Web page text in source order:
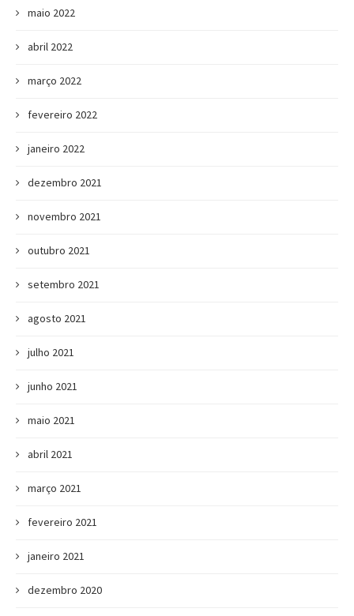
maio 2022
abril 2022
março 2022
fevereiro 2022
janeiro 2022
dezembro 2021
novembro 2021
outubro 2021
setembro 2021
agosto 2021
julho 2021
junho 2021
maio 2021
abril 2021
março 2021
fevereiro 2021
janeiro 2021
dezembro 2020